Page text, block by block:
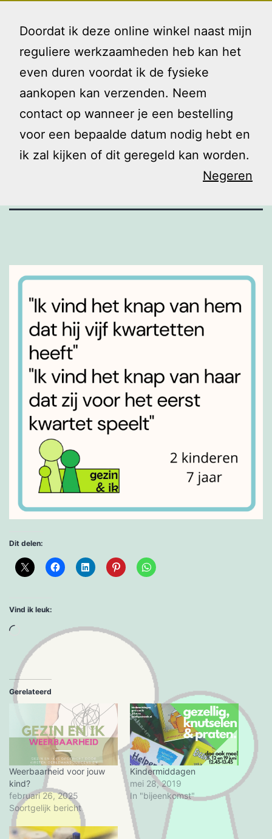
Doordat ik deze online winkel naast mijn
reguliere werkzaamheden heb kan het
even duren voordat ik de fysieke
aankopen kan verzenden. Neem
contact op wanneer je een bestelling
voor een bepaalde datum nodig hebt en
ik zal kijken of dit geregeld kan worden.
Negeren
naar
inhoud
Gezin
Spelletjes in
vakantietijd
Dit delen:
Vind ik leuk:
het
laden...
Gerelateerd
Weerbaarheid voor jouw
kind?
februari 26, 2025
Soortgelijk bericht
Kindermiddagen
mei 28, 2019
In "bijeenkomst"